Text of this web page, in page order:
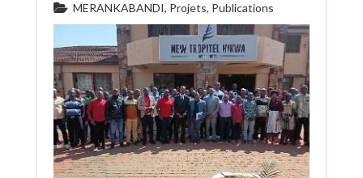
MERANKABANDI, Projets, Publications